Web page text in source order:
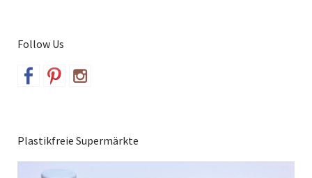
Follow Us
Plastikfreie Supermärkte